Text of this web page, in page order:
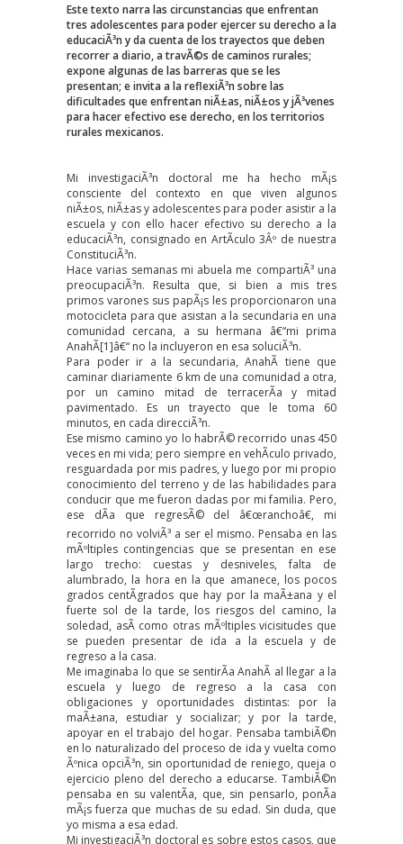
Este texto narra las circunstancias que enfrentan
tres adolescentes para poder ejercer su derecho a la
educaciÃ³n y da cuenta de los trayectos que deben
recorrer a diario, a travÃ©s de caminos rurales;
expone algunas de las barreras que se les
presentan; e invita a la reflexiÃ³n sobre las
dificultades que enfrentan niÃ±as, niÃ±os y jÃ³venes
para hacer efectivo ese derecho, en los territorios
rurales mexicanos.
Mi investigaciÃ³n doctoral me ha hecho mÃ¡s
consciente del contexto en que viven algunos
niÃ±os, niÃ±as y adolescentes para poder asistir a la
escuela y con ello hacer efectivo su derecho a la
educaciÃ³n, consignado en ArtÃ­culo 3Âº de nuestra
ConstituciÃ³n.
Hace varias semanas mi abuela me compartiÃ³ una
preocupaciÃ³n. Resulta que, si bien a mis tres
primos varones sus papÃ¡s les proporcionaron una
motocicleta para que asistan a la secundaria en una
comunidad cercana, a su hermana â€“mi prima
AnahÃ­[1]â€“ no la incluyeron en esa soluciÃ³n.
Para poder ir a la secundaria, AnahÃ­ tiene que
caminar diariamente 6 km de una comunidad a otra,
por un camino mitad de terracerÃ­a y mitad
pavimentado. Es un trayecto que le toma 60
minutos, en cada direcciÃ³n.
Ese mismo camino yo lo habrÃ© recorrido unas 450
veces en mi vida; pero siempre en vehÃ­culo privado,
resguardada por mis padres, y luego por mi propio
conocimiento del terreno y de las habilidades para
conducir que me fueron dadas por mi familia. Pero,
ese dÃ­a que regresÃ© del â€œranchoâ€, mi
recorrido no volviÃ³ a ser el mismo. Pensaba en las
mÃºltiples contingencias que se presentan en ese
largo trecho: cuestas y desniveles, falta de
alumbrado, la hora en la que amanece, los pocos
grados centÃ­grados que hay por la maÃ±ana y el
fuerte sol de la tarde, los riesgos del camino, la
soledad, asÃ­ como otras mÃºltiples vicisitudes que
se pueden presentar de ida a la escuela y de
regreso a la casa.
Me imaginaba lo que se sentirÃ­a AnahÃ­ al llegar a la
escuela y luego de regreso a la casa con
obligaciones y oportunidades distintas: por la
maÃ±ana, estudiar y socializar; y por la tarde,
apoyar en el trabajo del hogar. Pensaba tambiÃ©n
en lo naturalizado del proceso de ida y vuelta como
Ãºnica opciÃ³n, sin oportunidad de reniego, queja o
ejercicio pleno del derecho a educarse. TambiÃ©n
pensaba en su valentÃ­a, que, sin pensarlo, ponÃ­a
mÃ¡s fuerza que muchas de su edad. Sin duda, que
yo misma a esa edad.
Mi investigaciÃ³n doctoral es sobre estos casos, que